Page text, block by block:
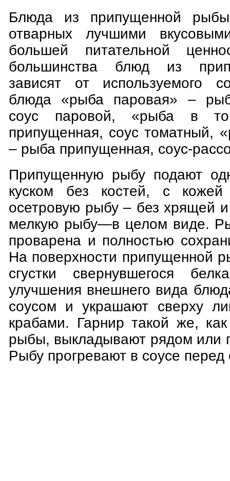
Блюда из припущенной
отварных лучшими
большей питательной
большинства блюд из
зависят от используемого
блюда «рыба паровая» –
соус паровой, «рыба в
припущенная, соус томатный,
– рыба припущенная, соус-
Припущенную рыбу подают
куском без костей, с
осетровую рыбу – без хрящей
мелкую рыбу—в целом виде.
проварена и полностью
На поверхности припущенной
сгустки свернувшегося
улучшения внешнего вида
соусом и украшают сверху
крабами. Гарнир такой же,
рыбы, выкладывают рядом или
Рыбу прогревают в соусе перед